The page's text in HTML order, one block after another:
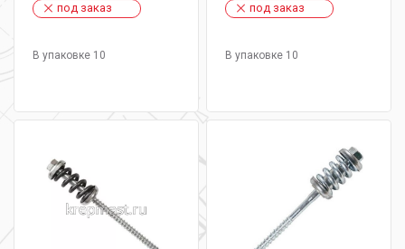
под заказ
В упаковке 10
под заказ
В упаковке 10